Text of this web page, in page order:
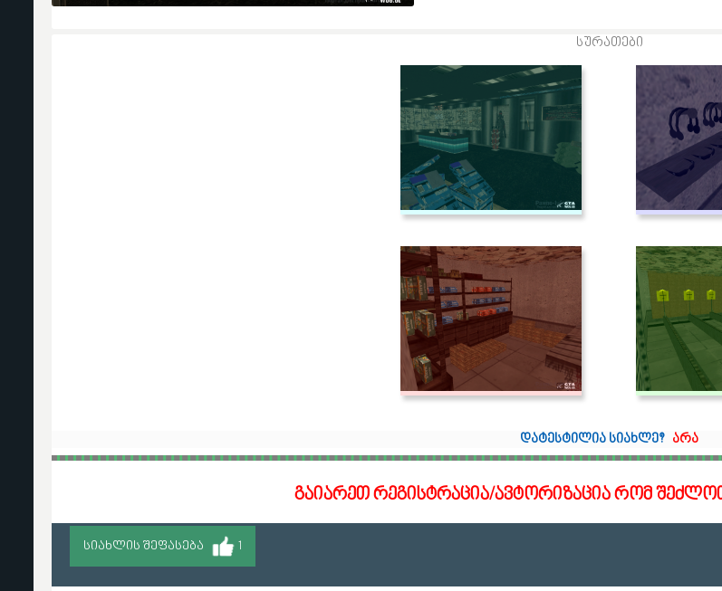
სურათები
დატესტილია სიახლე? არა
გაიარეთ რეგისტრაცია/ავტორიზაცია რომ
ᲡᲘᲐᲮᲚᲘᲡ ᲨᲔᲤᲐᲡᲔᲑᲐ
1